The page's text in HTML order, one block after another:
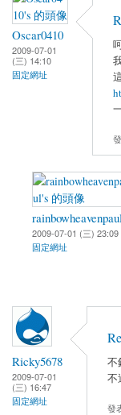
Oscar0410
2009-07-01
(三) 14:10
固定網址
rainbowheavenpaul
2009-07-01 (三) 23:09
固定網址
Ricky5678
2009-07-01
(三) 16:47
固定網址
不
不
發